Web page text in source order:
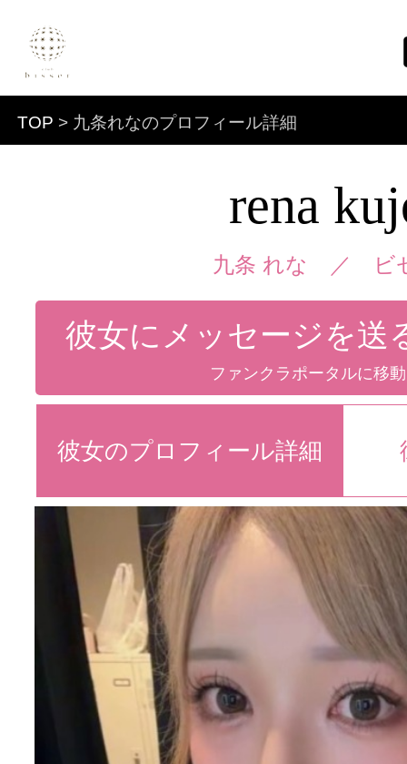
TOP > 九条れなのプロフィール詳細
rena
九条 れな ／ ビ
彼女にメッセージを送
ファンクラポータルに移
彼女のプロフィール詳細